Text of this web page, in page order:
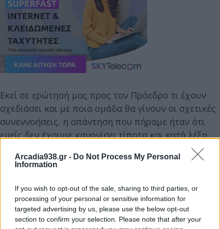
Arcadia938.gr - Do Not Process My Personal
Information
If you wish to opt-out of the sale, sharing to third parties, or
processing of your personal or sensitive information for
targeted advertising by us, please use the below opt-out
section to confirm your selection. Please note that after your
Εκεί σε ερώτησή μας προς τον Πρόεδρο τι έχουν
σχεδιάσει και με ποια ομάδα θα γίνουν οι σχετικές
συνεννοήσεις, η απάντηση που πήραμε ήταν ότι
εμείς δεν έχουμε κανονίσει τίποτα και κατά λέξη
Πρόεδρος και γνωρίζοντας ότι ο κάθε σύλλογος
περνά και δύσκολες διοικητικές περιόδους (έχουμε
το αντίθετο θετικό παράδειγμα του Εμπορικού